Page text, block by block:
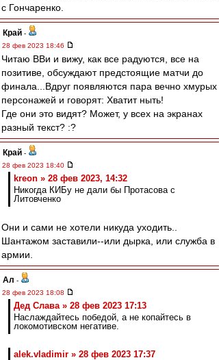
с Гончаренко.
Край -
28 фев 2023 18:46
Читаю ВВи и вижу, как все радуются, все на
позитиве, обсуждают предстоящие матчи до
финала...Вдруг появляются пара вечно хмурых
персонажей и говорят: Хватит ныть!
Где они это видят? Может, у всех на экранах
разный текст? :?
Край -
28 фев 2023 18:40
kreon » 28 фев 2023, 14:32
Никогда КИБу не дали бы Протасова с
Литовченко
Они и сами не хотели никуда уходить..
Шантажом заставили--или дырка, или служба в
армии.
Ал -
28 фев 2023 18:08
Дед Слава » 28 фев 2023 17:13
Наслаждайтесь победой, а не копайтесь в
локомотивском негативе.
alek.vladimir » 28 фев 2023 17:37